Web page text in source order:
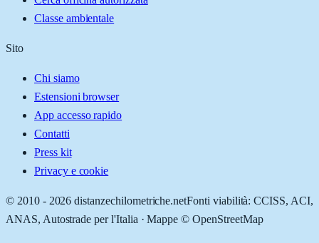
Classe ambientale
Sito
Chi siamo
Estensioni browser
App accesso rapido
Contatti
Press kit
Privacy e cookie
© 2010 - 2026 distanzechilometriche.netFonti viabilità: CCISS, ACI,
ANAS, Autostrade per l'Italia · Mappe © OpenStreetMap